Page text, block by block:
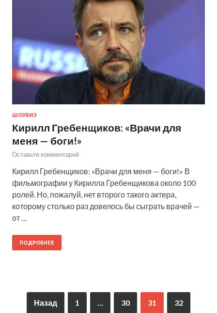
ШОУБИЗ
Кирилл Гребенщиков: «Врачи для
меня — боги!»
Оставьте комментарий
Кирилл Гребенщиков: «Врачи для меня — боги!» В
фильмографии у Кирилла Гребенщикова около 100
ролей. Но, пожалуй, нет второго такого актера,
которому столько раз довелось бы сыграть врачей —
от …
ПОДРОБНЕЕ
Назад 1 … 30 31 32